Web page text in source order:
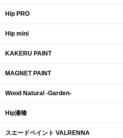
Hip PRO
Hip mini
KAKERU PAINT
MAGNET PAINT
Wood Natural -Garden-
Hip漆喰
スエードペイント VALRENNA